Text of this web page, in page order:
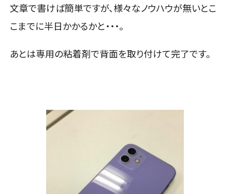
文章で書けば簡単ですが、様々なノウハウが無いとこ
こまでに半日かかるかと・・・。
あとは専用の粘着剤で背面を取り付けて完了です。